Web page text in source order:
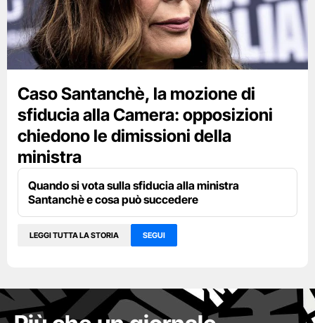
Caso Santanchè, la mozione di
sfiducia alla Camera: opposizioni
chiedono le dimissioni della
ministra
Quando si vota sulla sfiducia alla ministra
Santanchè e cosa può succedere
LEGGI TUTTA LA STORIA SEGUI